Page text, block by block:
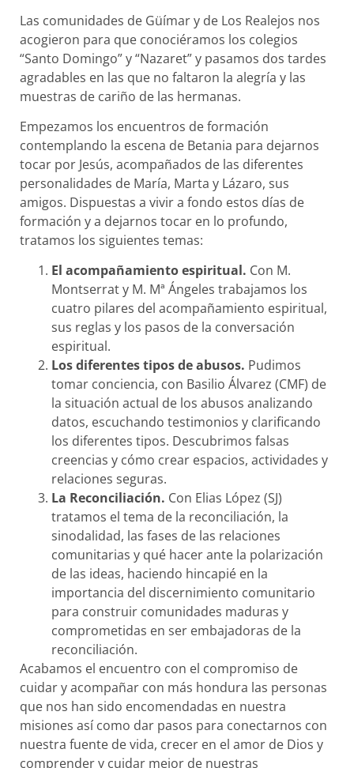
Las comunidades de Güímar y de Los Realejos nos
acogieron para que conociéramos los colegios
“Santo Domingo” y “Nazaret” y pasamos dos tardes
agradables en las que no faltaron la alegría y las
muestras de cariño de las hermanas.
Empezamos los encuentros de formación
contemplando la escena de Betania para dejarnos
tocar por Jesús, acompañados de las diferentes
personalidades de María, Marta y Lázaro, sus
amigos. Dispuestas a vivir a fondo estos días de
formación y a dejarnos tocar en lo profundo,
tratamos los siguientes temas:
El acompañamiento espiritual. Con M.
Montserrat y M. Mª Ángeles trabajamos los
cuatro pilares del acompañamiento espiritual,
sus reglas y los pasos de la conversación
espiritual.
Los diferentes tipos de abusos. Pudimos
tomar conciencia, con Basilio Álvarez (CMF) de
la situación actual de los abusos analizando
datos, escuchando testimonios y clarificando
los diferentes tipos. Descubrimos falsas
creencias y cómo crear espacios, actividades y
relaciones seguras.
La Reconciliación. Con Elias López (SJ)
tratamos el tema de la reconciliación, la
sinodalidad, las fases de las relaciones
comunitarias y qué hacer ante la polarización
de las ideas, haciendo hincapié en la
importancia del discernimiento comunitario
para construir comunidades maduras y
comprometidas en ser embajadoras de la
reconciliación.
Acabamos el encuentro con el compromiso de
cuidar y acompañar con más hondura las personas
que nos han sido encomendadas en nuestra
misiones así como dar pasos para conectarnos con
nuestra fuente de vida, crecer en el amor de Dios y
comprender y cuidar mejor de nuestras